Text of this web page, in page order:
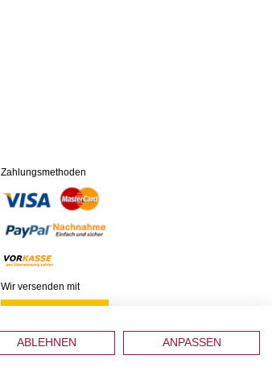
Zahlungsmethoden
Wir versenden mit
ABLEHNEN ANPASSEN